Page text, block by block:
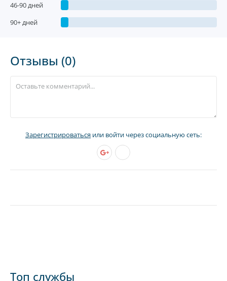
46-90 дней
90+ дней
Отзывы (0)
Зарегистрироваться или войти через социальную сеть:
Топ службы